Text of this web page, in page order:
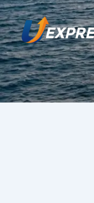
Lewati
ke
konten